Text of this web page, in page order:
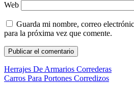
Web
Guarda mi nombre, correo
para la próxima vez que comente.
Herrajes De Armarios Correderas
Carros Para Portones Corredizos